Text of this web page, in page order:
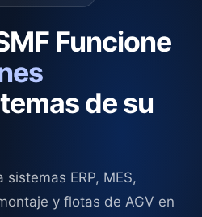
Funcione
de su
ERP, MES,
y flotas de AGV en